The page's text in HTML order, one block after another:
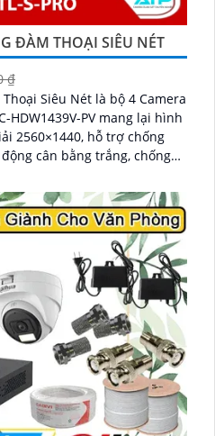
ĐÀM THOẠI SIÊU NÉT
₫
Siêu Nét là bộ 4 Camera
HDW1439V-PV mang lại hình
2560×1440, hỗ trợ chống
cân bằng trắng, chống
ấm và hồng ngoại 30m,
người, giúp giám sát hiệu